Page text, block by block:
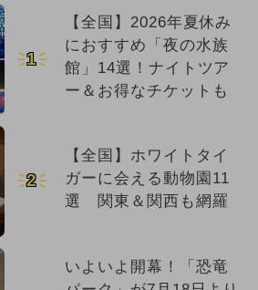
1
【全国】2026年夏休み
におすすめ「夜の水族
館」14選！ナイトツア
ー＆お得なチケットも
2
【全国】ホワイトタイ
ガーに会える動物園11
選 関東＆関西も網羅
いよいよ開幕！「恐竜